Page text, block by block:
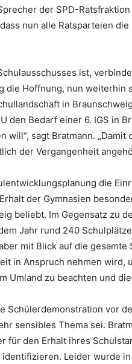
der SPD-
nun alle Ratsparteien
ist,
die Hoffnung, nun weiterhin
in
den Bedarf einer 6. IGS in
will“, sagt Bratmann.
der Vergangenheit
die
der Gymnasien
beliebt. Im Gegensatz zu
Jahr rund 240
mit Blick auf die gesamte
in Anspruch nehmen wird,
Umland zu beachten und
Schülerdemonstration vor
sensibles Thema sei.
für den Erhalt ihres
Leider wurde